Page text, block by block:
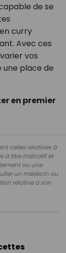
de se
curry
Avec ces
vos
une place de
en premier
celles relatives à
à titre indicatif et
ou une
un médecin ou
relative à son